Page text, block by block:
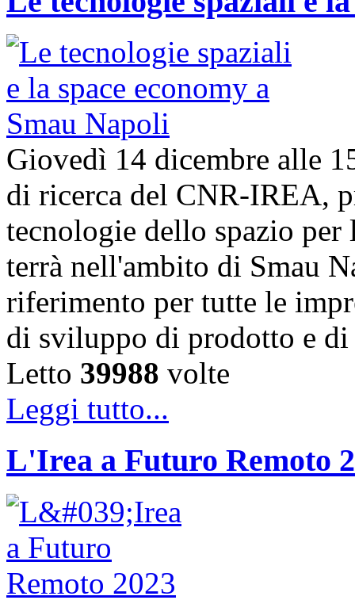
Giovedì 14 dicembre alle
di ricerca del CNR-IREA,
tecnologie dello spazio per
terrà nell'ambito di Smau
riferimento per tutte le
di sviluppo di prodotto e
Letto 39988 volte
Leggi tutto...
L'Irea a Futuro Remoto